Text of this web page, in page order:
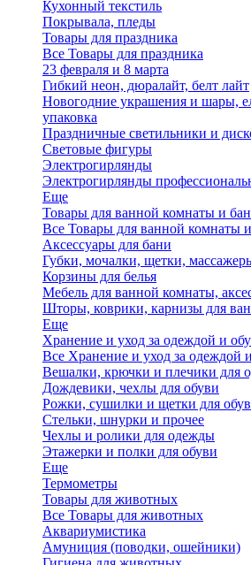
Кухонный текстиль
Покрывала, пледы
Товары для праздника
Все Товары для праздника
23 февраля и 8 марта
Гибкий неон, дюралайт, белт лайт
Новогодние украшения и шары,
упаковка
Праздничные светильники и
Световые фигуры
Электрогирлянды
Электрогирлянды
Еще
Товары для ванной комнаты и
Все Товары для ванной комнаты
Аксессуары для бани
Губки, мочалки, щетки,
Корзины для белья
Мебель для ванной комнаты,
Шторы, коврики, карнизы для
Еще
Хранение и уход за одеждой и
Все Хранение и уход за одеждой
Вешалки, крючки и плечики для
Дождевики, чехлы для обуви
Рожки, сушилки и щетки для
Стельки, шнурки и прочее
Чехлы и ролики для одежды
Этажерки и полки для обуви
Еще
Термометры
Товары для животных
Все Товары для животных
Аквариумистика
Амуниция (поводки, ошейники)